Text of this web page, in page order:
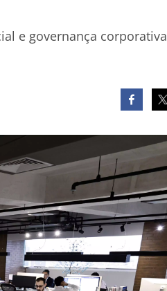
e governança corporativa